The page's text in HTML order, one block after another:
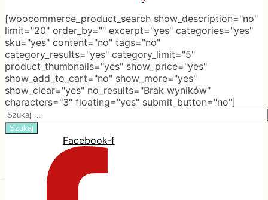
[woocommerce_product_search show_description="no"
limit="20" order_by="" excerpt="yes" categories="yes"
sku="yes" content="no" tags="no"
category_results="yes" category_limit="5"
product_thumbnails="yes" show_price="yes"
show_add_to_cart="no" show_more="yes"
show_clear="yes" no_results="Brak wyników"
characters="3" floating="yes" submit_button="no"]
Search
for:
Facebook-f